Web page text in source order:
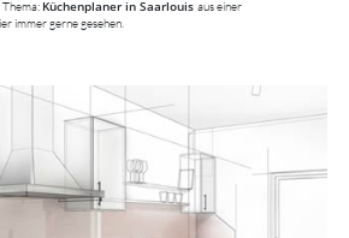
Küchenplaner in Saarlouis aus einer
immer gerne gesehen.